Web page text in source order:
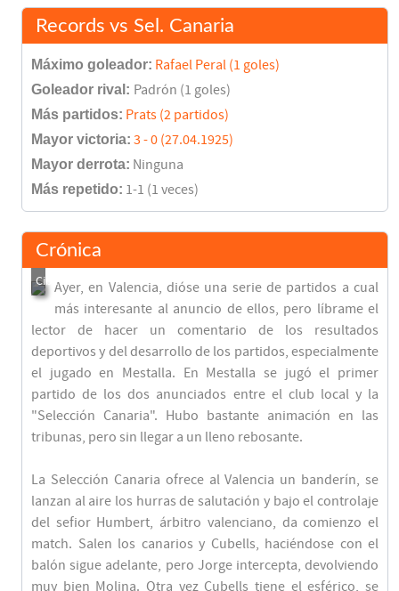
Records vs Sel. Canaria
Máximo goleador: Rafael Peral (1 goles)
Goleador rival: Padrón (1 goles)
Más partidos: Prats (2 partidos)
Mayor victoria: 3 - 0 (27.04.1925)
Mayor derrota: Ninguna
Más repetido: 1-1 (1 veces)
Crónica
Ayer, en Valencia, dióse una serie de partidos a cual
más interesante al anuncio de ellos, pero líbrame el
lector de hacer un comentario de los resultados
deportivos y del desarrollo de los partidos, especialmente
el jugado en Mestalla. En Mestalla se jugó el primer
partido de los dos anunciados entre el club local y la
"Selección Canaria". Hubo bastante animación en las
tribunas, pero sin llegar a un lleno rebosante.
La Selección Canaria ofrece al Valencia un banderín, se
lanzan al aire los hurras de salutación y bajo el controlaje
del sefior Humbert, árbitro valenciano, da comienzo el
match. Salen los canarios y Cubells, haciéndose con el
balón sigue adelante, pero Jorge intercepta, devolviendo
muy bien Molina. Otra vez Cubells tiene el esférico, se